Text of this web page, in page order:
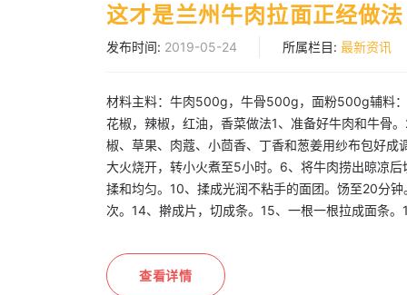
这才是兰州牛肉拉面正经做
发布时间: 2019-05-24 所属栏目: 最新资讯
材料主料：牛肉500g，牛骨500g，面粉500g辅料
花椒，辣椒，红油，香菜做法1、准备好牛肉和牛骨
椒、草果、肉蔻、小茴香、丁香和葱姜用纱布包好
大火烧开，转小火煮至5小时。6、将牛肉捞出晾凉
揉和均匀。10、揉成光润不粘手的面团。饧至20分
次。14、擀成片，切成条。15、一根一根拉成面条
查看详情